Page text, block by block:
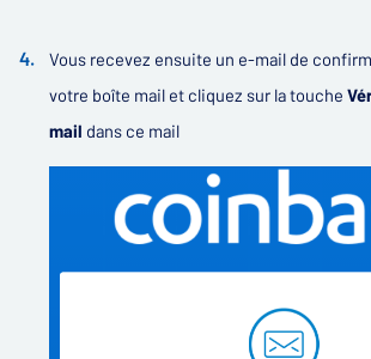
Vous recevez ensuite un e-mail de
votre boîte mail et cliquez sur la touche
mail dans ce mail